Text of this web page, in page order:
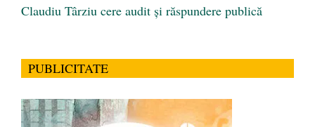
Claudiu Târziu cere audit și răspundere publică
PUBLICITATE